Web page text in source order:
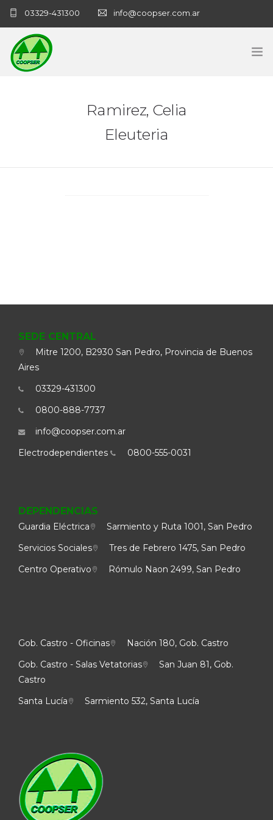
03329-431300 info@coopser.com.ar
Ramirez, Celia
Eleuteria
SEDE CENTRAL
Mitre 1200, B2930 San Pedro, Provincia de Buenos
Aires
03329-431300
0800-888-7737
info@coopser.com.ar
Electrodependientes
0800-555-0031
DEPENDENCIAS
Guardia Eléctrica
Sarmiento y Ruta 1001, San Pedro
Servicios Sociales
Tres de Febrero 1475, San Pedro
Centro Operativo
Rómulo Naon 2499, San Pedro
Gob. Castro - Oficinas
Nación 180, Gob. Castro
Gob. Castro - Salas Vetatorias
San Juan 81, Gob.
Castro
Santa Lucía
Sarmiento 532, Santa Lucía